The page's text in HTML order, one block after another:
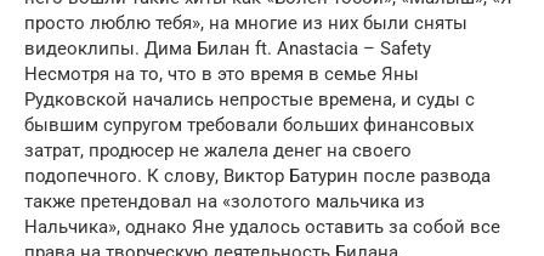
просто люблю тебя», на многие из них были сняты
видеоклипы. Дима Билан ft. Anastacia – Safety
Несмотря на то, что в это время в семье Яны
Рудковской начались непростые времена, и суды с
бывшим супругом требовали больших финансовых
затрат, продюсер не жалела денег на своего
подопечного. К слову, Виктор Батурин после развода
также претендовал на «золотого мальчика из
Нальчика», однако Яне удалось оставить за собой все